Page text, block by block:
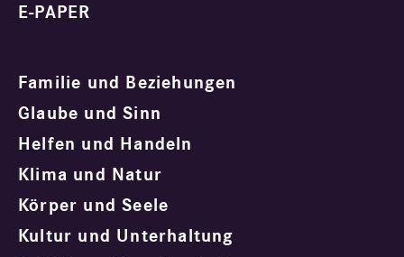
E-PAPER
Familie und Beziehungen
Glaube und Sinn
Helfen und Handeln
Klima und Natur
Körper und Seele
Kultur und Unterhaltung